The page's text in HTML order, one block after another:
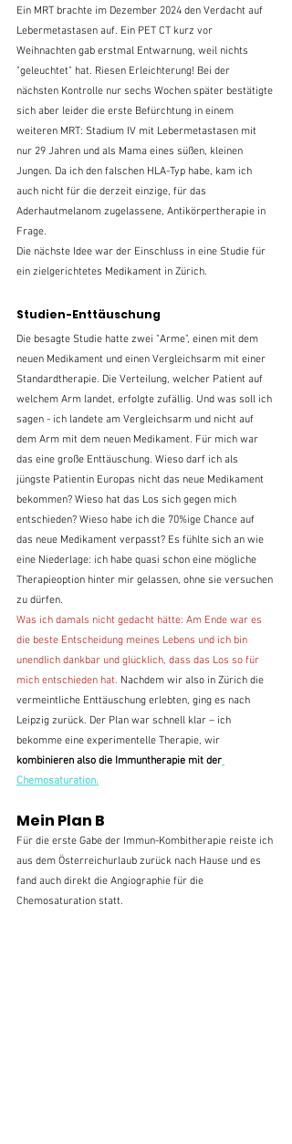
Ein MRT brachte im Dezember 2024 den Verdacht auf
Lebermetastasen auf. Ein PET CT kurz vor
Weihnachten gab erstmal Entwarnung, weil nichts
"geleuchtet" hat. Riesen Erleichterung! Bei der
nächsten Kontrolle nur sechs Wochen später bestätigte
sich aber leider die erste Befürchtung in einem
weiteren MRT: Stadium IV mit Lebermetastasen mit
nur 29 Jahren und als Mama eines süßen, kleinen
Jungen. Da ich den falschen HLA-Typ habe, kam ich
auch nicht für die derzeit einzige, für das
Aderhautmelanom zugelassene, Antikörpertherapie in
Frage.
Die nächste Idee war der Einschluss in eine Studie für
ein zielgerichtetes Medikament in Zürich.
Studien-Enttäuschung
Die besagte Studie hatte zwei "Arme", einen mit dem
neuen Medikament und einen Vergleichsarm mit einer
Standardtherapie. Die Verteilung, welcher Patient auf
welchem Arm landet, erfolgte zufällig. Und was soll ich
sagen - ich landete am Vergleichsarm und nicht auf
dem Arm mit dem neuen Medikament. Für mich war
das eine große Enttäuschung. Wieso darf ich als
jüngste Patientin Europas nicht das neue Medikament
bekommen? Wieso hat das Los sich gegen mich
entschieden? Wieso habe ich die 70%ige Chance auf
das neue Medikament verpasst? Es fühlte sich an wie
eine Niederlage: ich habe quasi schon eine mögliche
Therapieoption hinter mir gelassen, ohne sie versuchen
zu dürfen.
Was ich damals nicht gedacht hätte: Am Ende war es
die beste Entscheidung meines Lebens und ich bin
unendlich dankbar und glücklich, dass das Los so für
mich entschieden hat. Nachdem wir also in Zürich die
vermeintliche Enttäuschung erlebten, ging es nach
Leipzig zurück. Der Plan war schnell klar – ich
bekomme eine experimentelle Therapie, wir
kombinieren also die Immuntherapie mit der
Chemosaturation.
Mein Plan B
Für die erste Gabe der Immun-Kombitherapie reiste ich
aus dem Österreichurlaub zurück nach Hause und es
fand auch direkt die Angiographie für die
Chemosaturation statt.